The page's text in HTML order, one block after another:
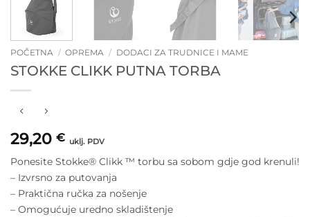
POČETNA / OPREMA / DODACI ZA TRUDNICE I MAME
STOKKE CLIKK PUTNA TORBA
29,20 € uklj. PDV
Ponesite Stokke® Clikk ™ torbu sa sobom gdje god krenuli!
– Izvrsno za putovanja
– Praktična ručka za nošenje
– Omogućuje uredno skladištenje